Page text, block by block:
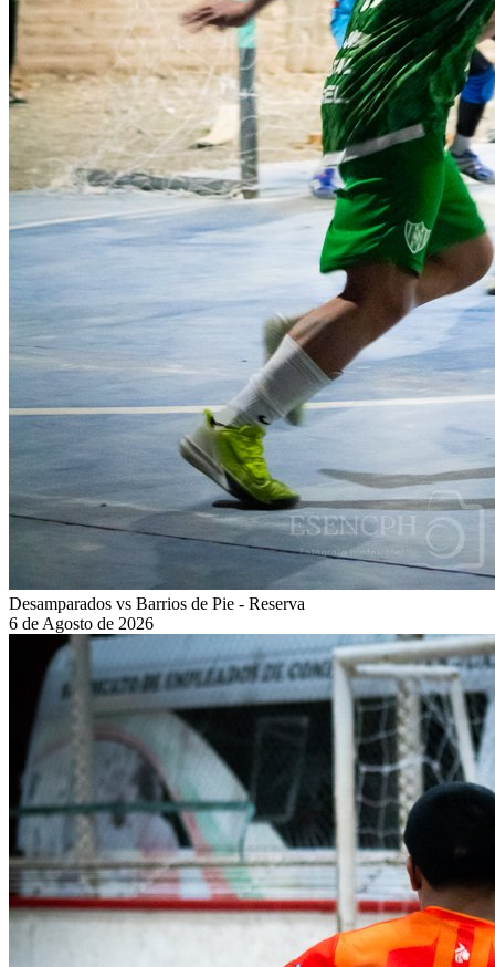
Desamparados vs Barrios de Pie - Reserva
6 de Agosto de 2026